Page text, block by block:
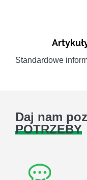
Standardowe
Daj nam
POTRZEBY